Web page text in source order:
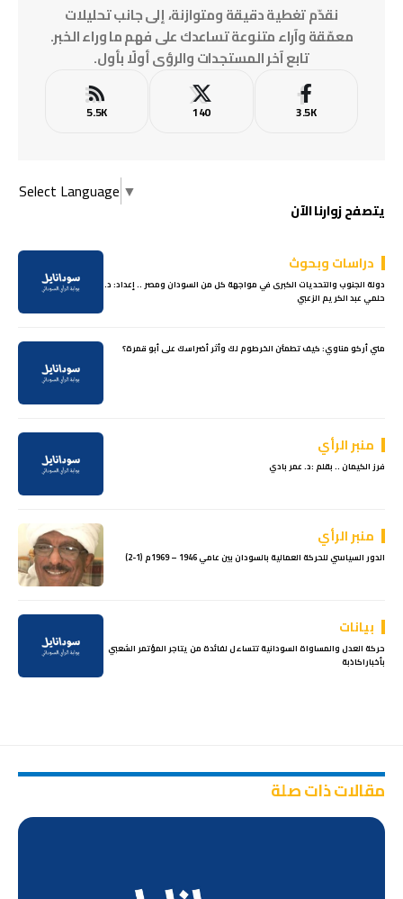
نقدّم تغطية دقيقة ومتوازنة، إلى جانب تحليلات
معمّقة وآراء متنوعة تساعدك على فهم ما وراء الخبر.
تابع آخر المستجدات والرؤى أولًا بأول.
3.5K
140
5.5K
Select Language ▼
يتصفح زوارنا الآن
دراسات وبحوث
دولة الجنوب والتحديات الكبرى في مواجهة كل من السودان ومصر .. إعداد: د.
حلمي عبد الكريم الزعبي
مني أركو مناوي: كيف تطمئن الخرطوم لك وأثر أضراسك على أبو قمرة؟
منبر الرأي
فرز الكيمان .. بقلم :د. عمر بادي
منبر الرأي
الدور السياسي للحركة العمالية بالسودان بين عامي 1946 – 1969م (1-2)
بيانات
حركة العدل والمساواة السودانية تتساءل لفائدة من يتاجر المؤتمر الشعبي
بأخباراكاذبة
مقالات ذات صلة